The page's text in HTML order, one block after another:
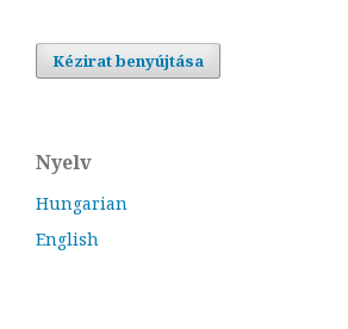
Kézirat benyújtása
Nyelv
Hungarian
English